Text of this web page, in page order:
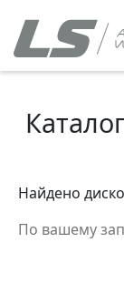
Найдено
По вашему